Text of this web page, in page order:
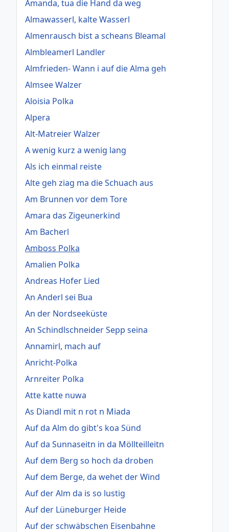
Amanda, tua die Hand da weg
Almawasserl, kalte Wasserl
Almenrausch bist a scheans Bleamal
Almbleamerl Landler
Almfrieden- Wann i auf die Alma geh
Almsee Walzer
Aloisia Polka
Alpera
Alt-Matreier Walzer
A wenig kurz a wenig lang
Als ich einmal reiste
Alte geh ziag ma die Schuach aus
Am Brunnen vor dem Tore
Amara das Zigeunerkind
Am Bacherl
Amboss Polka
Amalien Polka
Andreas Hofer Lied
An Anderl sei Bua
An der Nordseeküste
An Schindlschneider Sepp seina
Annamirl, mach auf
Anricht-Polka
Arnreiter Polka
Atte katte nuwa
As Diandl mit n rot n Miada
Auf da Alm do gibt's koa Sünd
Auf da Sunnaseitn in da Möllteilleitn
Auf dem Berg so hoch da droben
Auf dem Berge, da wehet der Wind
Auf der Alm da is so lustig
Auf der Lüneburger Heide
Auf der schwäbschen Eisenbahne